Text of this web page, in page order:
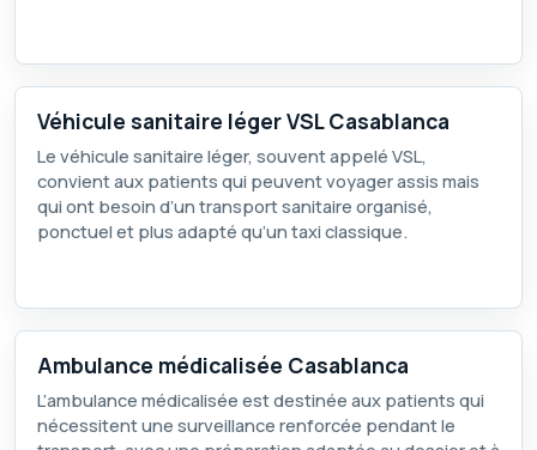
Véhicule sanitaire léger VSL Casablanca
Le véhicule sanitaire léger, souvent appelé VSL,
convient aux patients qui peuvent voyager assis mais
qui ont besoin d’un transport sanitaire organisé,
ponctuel et plus adapté qu’un taxi classique.
Ambulance médicalisée Casablanca
L’ambulance médicalisée est destinée aux patients qui
nécessitent une surveillance renforcée pendant le